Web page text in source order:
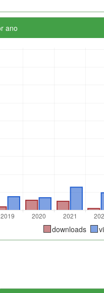
ano
downloads